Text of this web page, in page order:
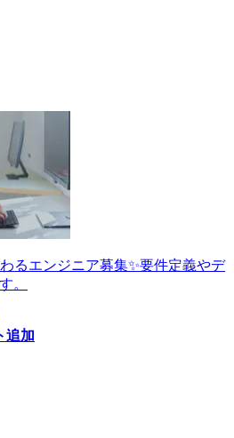
るエンジニア募集✨要件定義やデ
。
追加